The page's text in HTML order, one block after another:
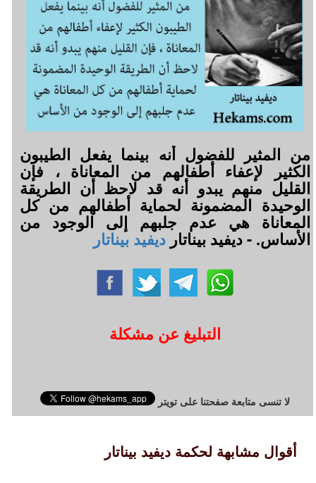
من المثير للفضول أنه بينما يفعل الطيبون
الكثير لإعفاء أطفالهم من المعاناة ، فإن
القليل منهم يبدو أنه قد لاحظ أن الطريقة
الوحيدة المضمونة لحماية أطفالهم من كل
المعاناة هي عدم جلبهم إلى الوجود من
الأساس. - ديفيد بيناتارديفيد بيناتار
التبليغ عن مشكلة
لا تنسى متابعة صفحتنا على تويتر
أقوال مشابهة لحكمة ديفيد بيناتار